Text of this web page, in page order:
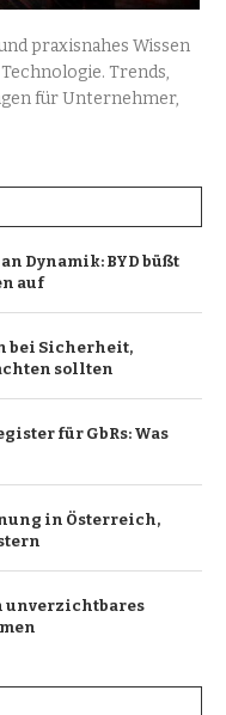
praxisnahes Wissen
Trends,
für Unternehmer,
Dynamik: BYD büßt
auf
bei Sicherheit,
sollten
für GbRs: Was
in Österreich,
unverzichtbares